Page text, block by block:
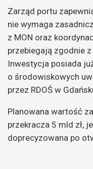
Zarząd portu
nie wymaga
z MON oraz
przebiegają zgodnie
Inwestycja posiada
o środowiskowych
przez RDOŚ w
Planowana wartość
przekracza 5 mld zł,
doprecyzowana po